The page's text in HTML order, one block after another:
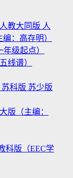
人教大同版 人
：高存明）
级起点）
线谱）
苏科版 苏少版
版（主编：
科版（EEC学